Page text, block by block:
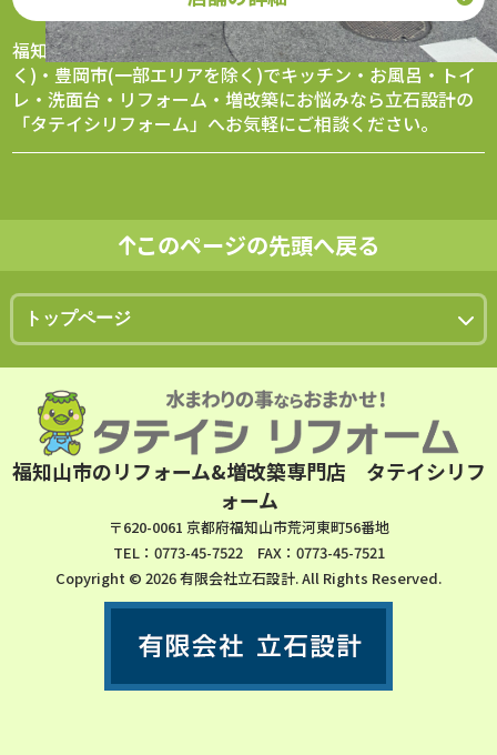
福知山市、綾部市、与謝野町・丹波市(一部エリアを除
く)・豊岡市(一部エリアを除く)でキッチン・お風呂・トイ
レ・洗面台・リフォーム・増改築にお悩みなら立石設計の
「タテイシリフォーム」へお気軽にご相談ください。
このページの先頭へ戻る
福知山市のリフォーム&増改築専門店 タテイシリフ
ォーム
〒620-0061 京都府福知山市荒河東町56番地
TEL：0773-45-7522 FAX：0773-45-7521
Copyright © 2026 有限会社立石設計. All Rights Reserved.